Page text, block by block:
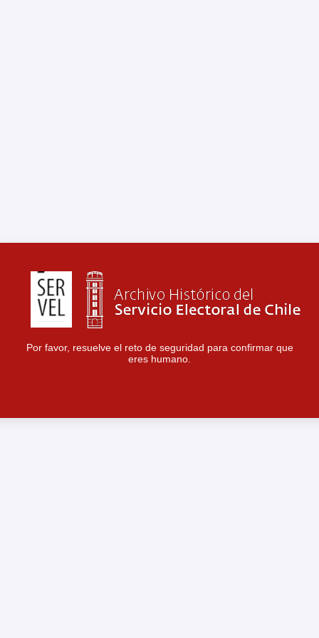
Por favor, resuelve el reto de seguridad para confirmar que
eres humano.